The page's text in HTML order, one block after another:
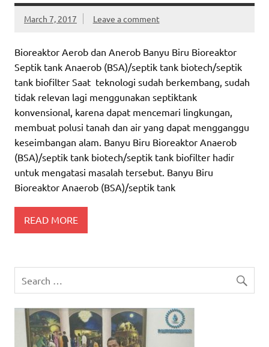
March 7, 2017 Leave a comment
Bioreaktor Aerob dan Anerob Banyu Biru Bioreaktor
Septik tank Anaerob (BSA)/septik tank biotech/septik
tank biofilter Saat teknologi sudah berkembang, sudah
tidak relevan lagi menggunakan septiktank
konvensional, karena dapat mencemari lingkungan,
membuat polusi tanah dan air yang dapat mengganggu
keseimbangan alam. Banyu Biru Bioreaktor Anaerob
(BSA)/septik tank biotech/septik tank biofilter hadir
untuk mengatasi masalah tersebut. Banyu Biru
Bioreaktor Anaerob (BSA)/septik tank
READ MORE